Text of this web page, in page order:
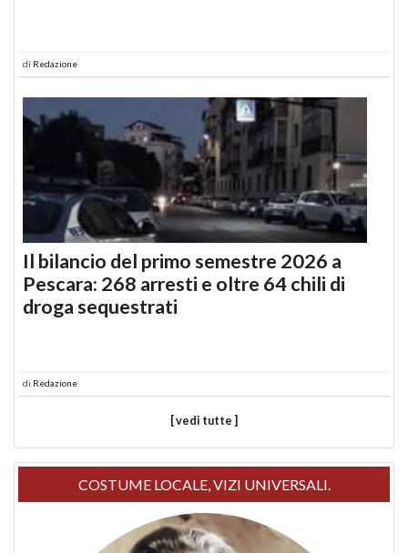
di Redazione
Il bilancio del primo semestre 2026 a
Pescara: 268 arresti e oltre 64 chili di
droga sequestrati
di Redazione
[ vedi tutte ]
COSTUME LOCALE, VIZI UNIVERSALI.